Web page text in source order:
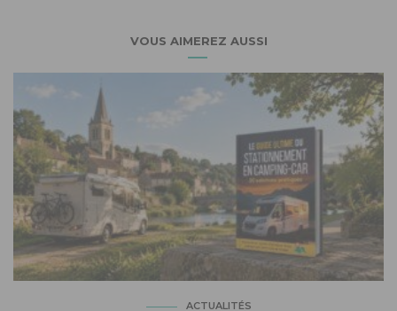
VOUS AIMEREZ AUSSI
ACTUALITÉS